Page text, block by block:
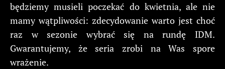
będziemy musieli poczekać do kwietnia, ale nie
mamy wątpliwości: zdecydowanie warto jest choć
raz w sezonie wybrać się na rundę IDM.
Gwarantujemy, że seria zrobi na Was spore
wrażenie.